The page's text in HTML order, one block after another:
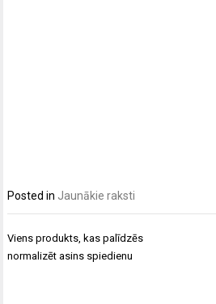
Posted in Jaunākie raksti
Post
navigation
Viens produkts, kas palīdzēs
normalizēt asins spiedienu